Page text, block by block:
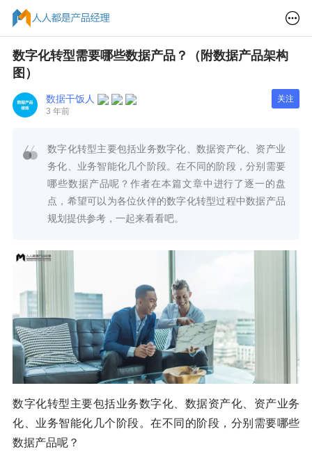
数字化转型需要哪些数据产品？（附数据产品架构
图）
数据干饭人
3 年前
关注
数字化转型主要包括业务数字化、数据资产化、资产业
务化、业务智能化几个阶段。在不同的阶段，分别需要
哪些数据产品呢？作者在本篇文章中进行了逐一的盘
点，希望可以为各位伙伴的数字化转型过程中数据产品
规划提供参考，一起来看看吧。
数字化转型主要包括业务数字化、数据资产化、资产业务
化、业务智能化几个阶段。在不同的阶段，分别需要哪些
数据产品呢？